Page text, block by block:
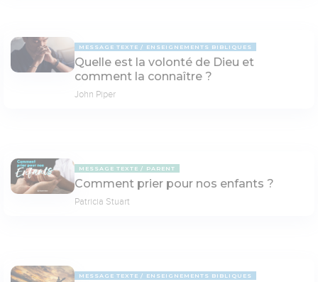
MESSAGE TEXTE ENSEIGNEMENTS BIBLIQUES
Quelle est la volonté de Dieu et
comment la connaître ?
John Piper
MESSAGE TEXTE PARENT
Comment prier pour nos enfants ?
Patricia Stuart
MESSAGE TEXTE ENSEIGNEMENTS BIBLIQUES